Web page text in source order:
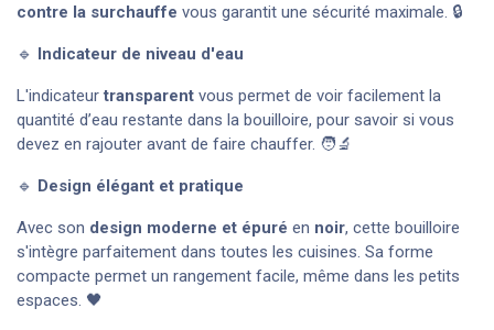
contre la surchauffe vous garantit une sécurité maximale. 🔒
🔹 Indicateur de niveau d'eau
L'indicateurtransparent vous permet de voir facilement la
quantité d’eau restante dans la bouilloire, pour savoir si vous
devez en rajouter avant de faire chauffer. 🧑‍🔬
🔹 Design élégant et pratique
Avec son design moderne et épuré en noir, cette bouilloire
s'intègre parfaitement dans toutes les cuisines. Sa forme
compacte permet un rangement facile, même dans les petits
espaces. 🖤